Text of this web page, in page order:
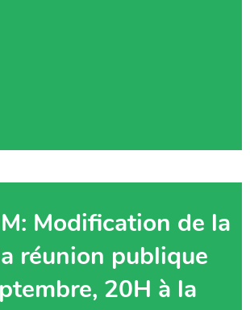
Modification de la
réunion publique
20H à la